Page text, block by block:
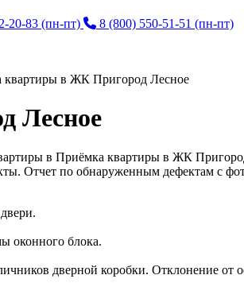
20-83 (пн-пт) 8 (800) 550-51-51 (пн-пт)
квартиры в ЖК Пригород Лесное
Лесное
в Приёмка квартиры в ЖК
Отчет по обнаруженным дефектам с
оконного блока.
дверной коробки. Отклонение